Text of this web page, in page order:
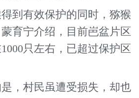
有效保护的同时，猕猴
育宁介绍，目前岜盆片区
只左右，已超过保护区
村民虽遭受损失，却也